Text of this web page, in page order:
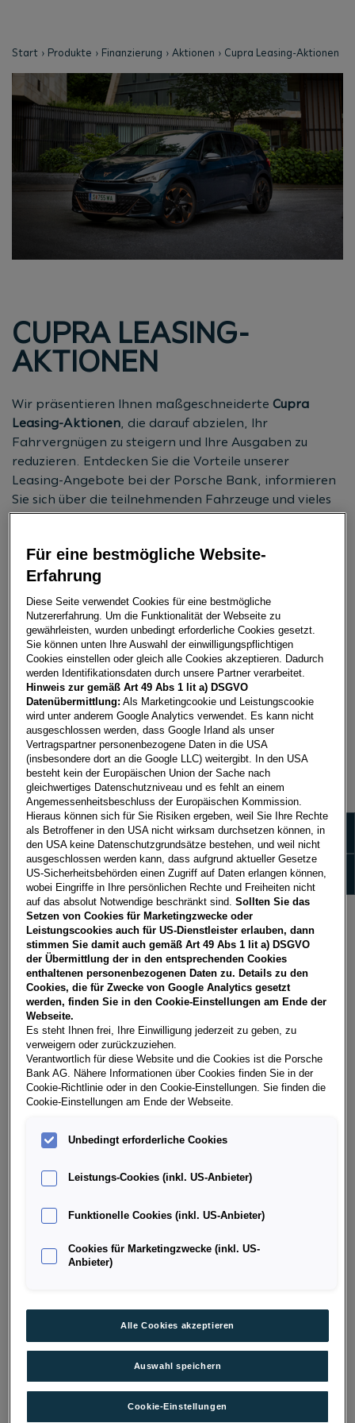
Zeige
Zeige
Start Produkte Finanzierung Aktionen Cupra Leasing-Aktionen
CUPRA LEASING-
AKTIONEN
Wir präsentieren Ihnen maßgeschneiderte Cupra
Leasing-Aktionen, die darauf abzielen, Ihr
Fahrvergnügen zu steigern und Ihre Ausgaben zu
reduzieren. Entdecken Sie die Vorteile unserer
Leasing-Angebote bei der Porsche Bank, informieren
Sie sich über die teilnehmenden Fahrzeuge und vieles
mehr auf unserer Webseite.
JETZT BERATUNG ANFORDERN
CUPRA LEASING-AKTIONEN
NACH MARKE FILTERN
CUPRA: BIS ZU EUR 3.000,-*
FINANZIERUNGSBONUS!
Finanzieren Sie Ihren CUPRA über die Porsche Bank
und holen Sie sich jetzt bis zu EUR 3.000,-*
Finanzierungsbonus.
Das attraktive Angebot erhalten Sie bis einschließlich
31.12.2026 (Kaufvertrags-/Antragsdatum).
Modelle:
CUPRA Formentor Black Edition e-Hybrid)
CUPRA Formentor Black Edition e-Hybrid
Bedingungen:
gültig für alle Leasing- und Kredit-Varianten ab 36
Monate Laufzeit
Informationen zum
* EUR 2.000,- Porsche Bank Bonus für alle Verbrenner
Modelle und CUPRA Formentor Black Edition e-Hybrid
(ausg. BEV und e-Hybrid Modelle mit EUR 3.000,-) für
↓ Mehr anzeigen
PORSCHE BANK BONUS
Für eine bestmögliche Website-
Erfahrung
Diese Seite verwendet Cookies für eine bestmögliche
Nutzererfahrung. Um die Funktionalität der Webseite zu
gewährleisten, wurden unbedingt erforderliche Cookies gesetzt.
Sie können unten Ihre Auswahl der einwilligungspflichtigen
Cookies einstellen oder gleich alle Cookies akzeptieren. Dadurch
werden Identifikationsdaten durch unsere Partner verarbeitet.
Hinweis zur gemäß Art 49 Abs 1 lit a) DSGVO
Datenübermittlung: Als Marketingcookie und Leistungscookie
wird unter anderem Google Analytics verwendet. Es kann nicht
ausgeschlossen werden, dass Google Irland als unser
Vertragspartner personenbezogene Daten in die USA
(insbesondere dort an die Google LLC) weitergibt. In den USA
besteht kein der Europäischen Union der Sache nach
gleichwertiges Datenschutzniveau und es fehlt an einem
Angemessenheitsbeschluss der Europäischen Kommission.
Hieraus können sich für Sie Risiken ergeben, weil Sie Ihre Rechte
als Betroffener in den USA nicht wirksam durchsetzen können, in
den USA keine Datenschutzgrundsätze bestehen, und weil nicht
ausgeschlossen werden kann, dass aufgrund aktueller Gesetze
US-Sicherheitsbehörden einen Zugriff auf Daten erlangen können,
wobei Eingriffe in Ihre persönlichen Rechte und Freiheiten nicht
auf das absolut Notwendige beschränkt sind.Sollten Sie das
Setzen von Cookies für Marketingzwecke oder
Leistungscookies auch für US-Dienstleister erlauben, dann
stimmen Sie damit auch gemäß Art 49 Abs 1 lit a) DSGVO
der Übermittlung der in den entsprechenden Cookies
enthaltenen personenbezogenen Daten zu. Details zu den
Cookies, die für Zwecke von Google Analytics gesetzt
werden, finden Sie in den Cookie-Einstellungen am Ende der
Webseite.
Es steht Ihnen frei, Ihre Einwilligung jederzeit zu geben, zu
verweigern oder zurückzuziehen.
Verantwortlich für diese Website und die Cookies ist die Porsche
Bank AG. Nähere Informationen über Cookies finden Sie in der
Cookie-Richtlinie oder in den Cookie-Einstellungen. Sie finden die
Cookie-Einstellungen am Ende der Webseite.
Unbedingt erforderliche Cookies
Leistungs-Cookies (inkl. US-Anbieter)
Funktionelle Cookies (inkl. US-Anbieter)
Cookies für Marketingzwecke (inkl. US-
Anbieter)
Alle Cookies akzeptieren
Auswahl speichern
Cookie-Einstellungen